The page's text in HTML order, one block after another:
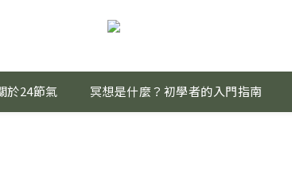
於24節氣 冥想是什麼？初學者的入門指南